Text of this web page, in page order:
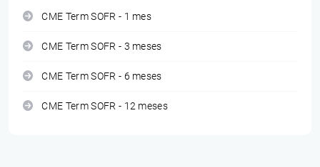
CME Term SOFR - 1 mes
CME Term SOFR - 3 meses
CME Term SOFR - 6 meses
CME Term SOFR - 12 meses